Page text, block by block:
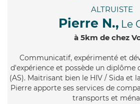
ALTRUISTE
Pierre N., Le
à 5km de chez
Communicatif, expérimenté et
d'expérience et possède un diplôme
(AS). Maitrisant bien le HIV / Sida et
Pierre apporte ses services de
transports et